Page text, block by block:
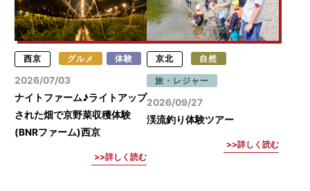
西京 グルメ 体験
2026/07/03
ナイトファーム♪ライトアップ
された畑で京野菜収穫体験
(BNRファーム)西京
詳しく読む
京北 自然
旅・レジャー
2026/09/27
渓流釣り体験ツアー
詳しく読む